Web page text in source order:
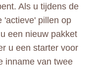
Als u tijdens de
'actieve' pillen op
een nieuw pakket
u een starter voor
inname van twee